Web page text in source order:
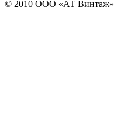
© 2010 ООО «АТ Винтаж»